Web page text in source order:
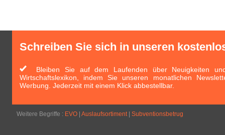
Schreiben Sie sich in unseren
Bleiben Sie auf dem Laufenden über Neuigkeiten
Wirtschaftslexikon, indem Sie unseren monatlichen
Werbung. Jederzeit mit einem Klick abbestellbar.
Weitere Begriffe : EVO Auslaufsortiment| Subventionsbetrug